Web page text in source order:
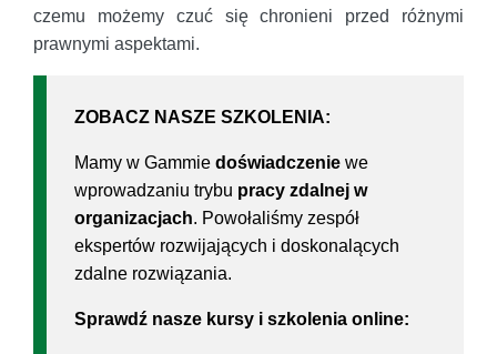
czemu możemy czuć się chronieni przed różnymi
prawnymi aspektami.
ZOBACZ NASZE SZKOLENIA:
Mamy w Gammie doświadczenie we
wprowadzaniu trybu pracy zdalnej w
organizacjach. Powołaliśmy zespół
ekspertów rozwijających i doskonalących
zdalne rozwiązania.
Sprawdź nasze kursy i szkolenia online: